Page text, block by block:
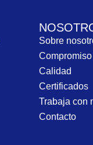
Sobre
Compromiso
Calidad
Certificados
Trabaja con
Contacto